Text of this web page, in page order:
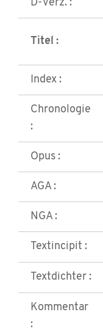
D-Verz. :
Titel :
Index :
Chronologie
:
Opus :
AGA :
NGA :
Textincipit :
Textdichter :
Kommentar
: